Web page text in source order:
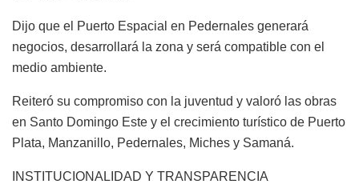
Dijo que el Puerto Espacial en Pedernales generará
negocios, desarrollará la zona y será compatible con el
medio ambiente.
Reiteró su compromiso con la juventud y valoró las obras
en Santo Domingo Este y el crecimiento turístico de Puerto
Plata, Manzanillo, Pedernales, Miches y Samaná.
INSTITUCIONALIDAD Y TRANSPARENCIA